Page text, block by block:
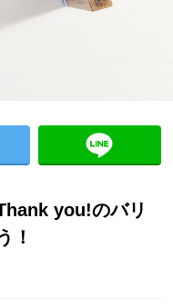
you!のバリ
！